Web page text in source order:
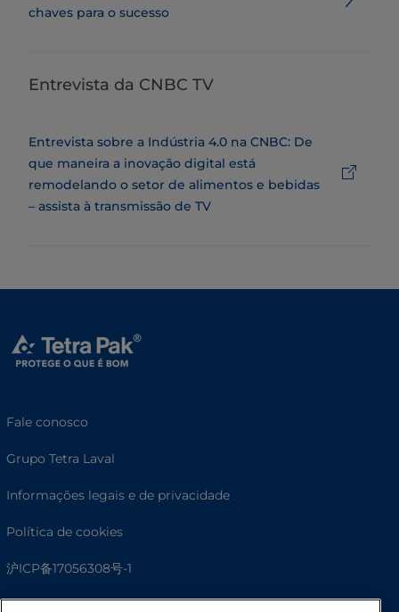
chaves para o sucesso
Entrevista da CNBC TV
Entrevista sobre a Indústria 4.0 na CNBC: De
que maneira a inovação digital está
remodelando o setor de alimentos e bebidas
– assista à transmissão de TV
Fale conosco
Grupo Tetra Laval
Informações legais e de privacidade
Política de cookies
沪ICP备17056308号-1
© Tetra Pak International S.A.